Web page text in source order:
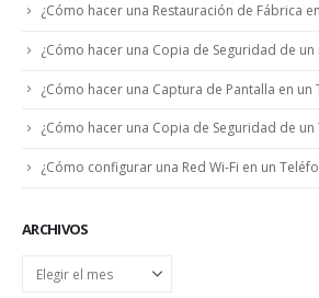
¿Cómo hacer una Restauración de Fábrica
¿Cómo hacer una Copia de Seguridad de un
¿Cómo hacer una Captura de Pantalla en
¿Cómo hacer una Copia de Seguridad de
¿Cómo configurar una Red Wi-Fi en un
ARCHIVOS
Archivos